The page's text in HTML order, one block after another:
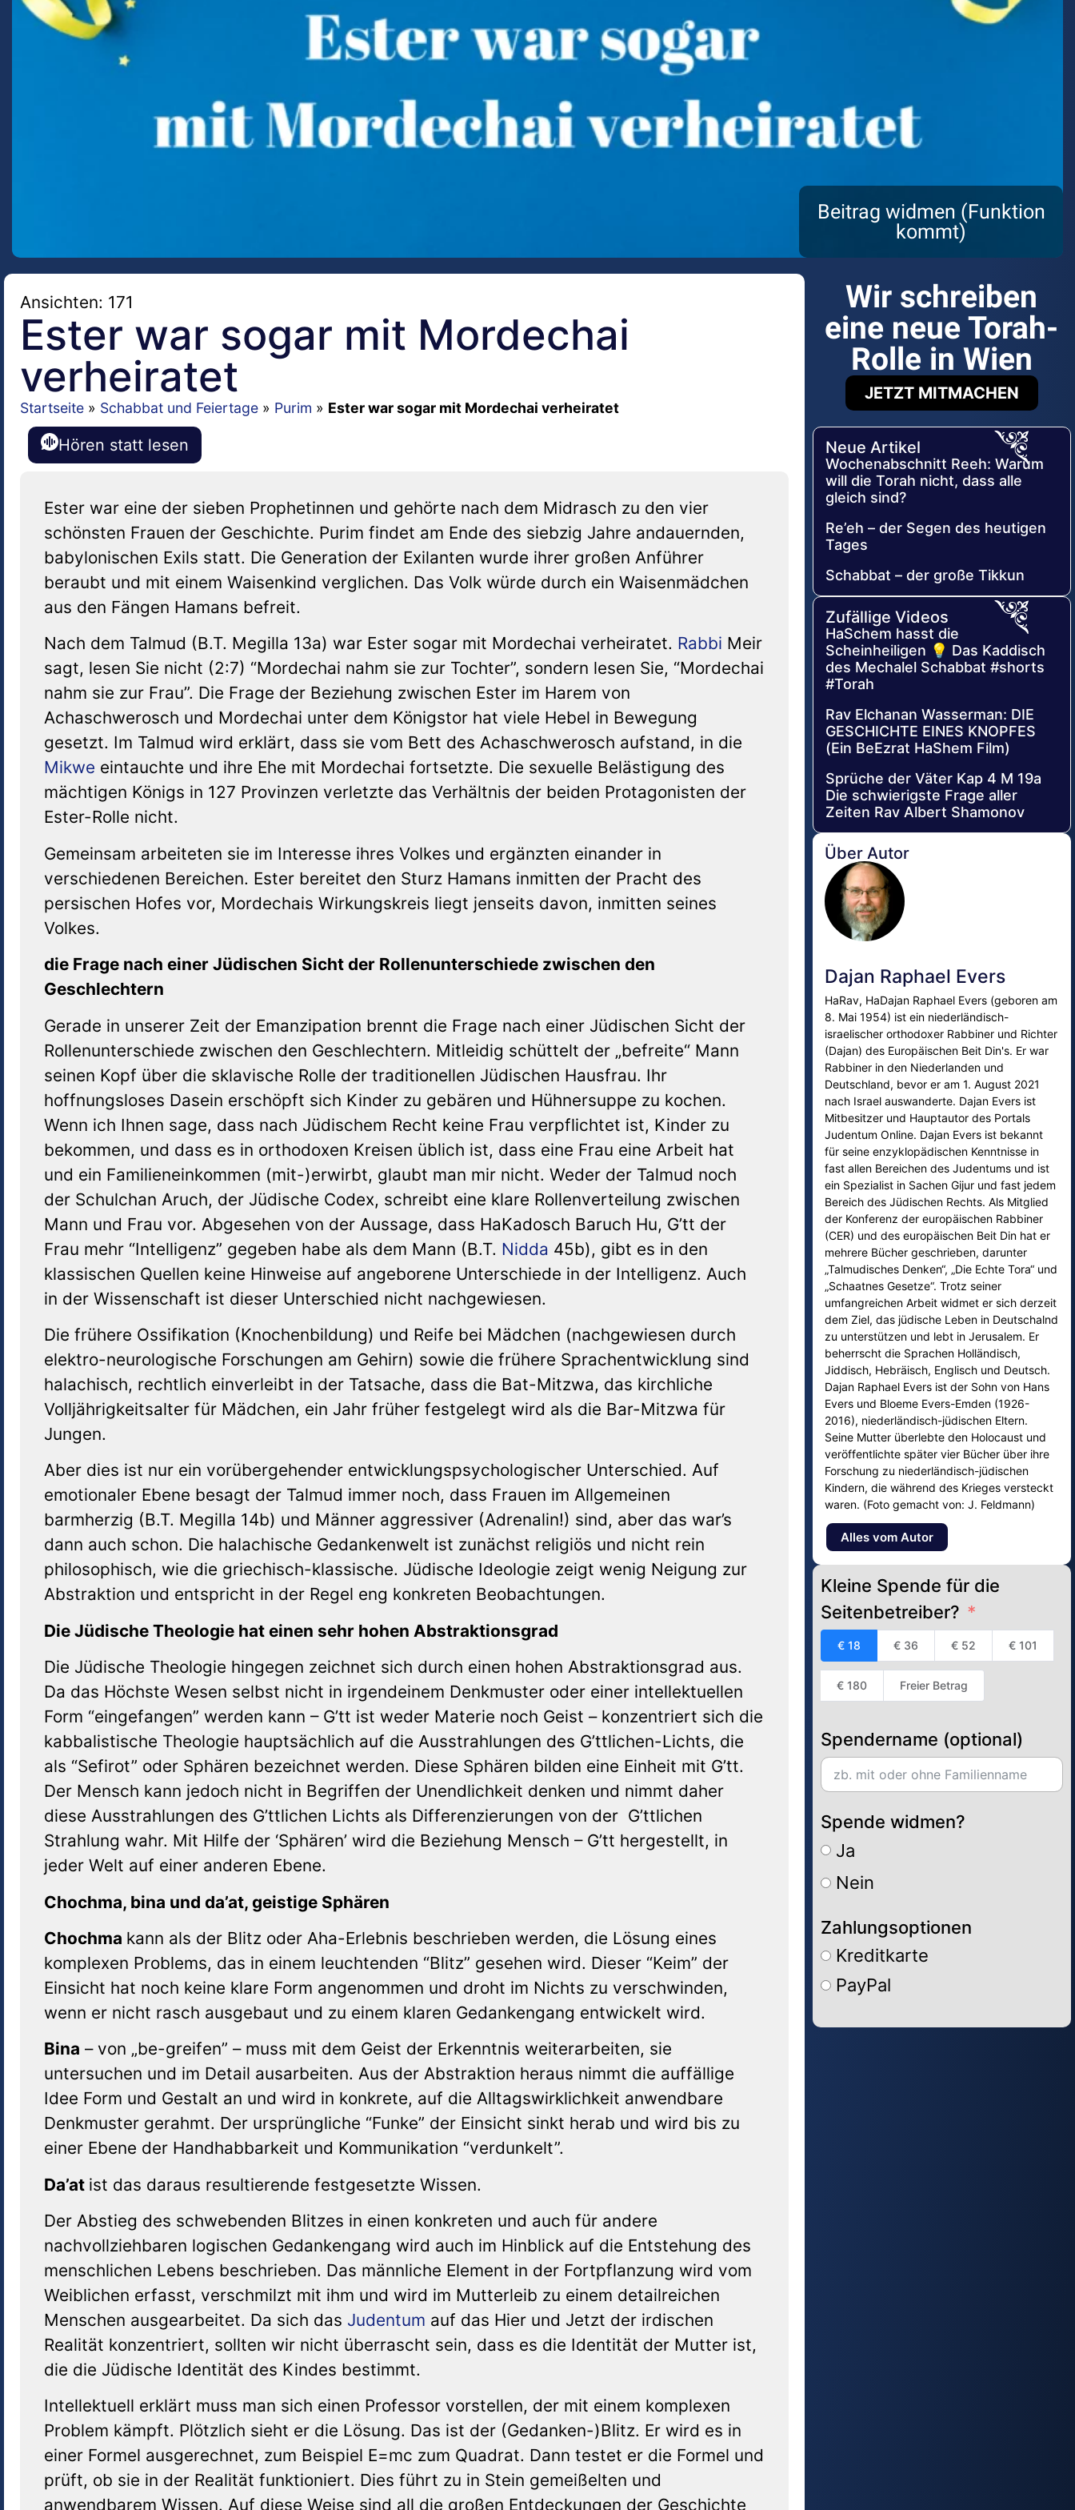
Beitrag widmen (Funktion
kommt)
Ansichten: 171
Ester war sogar mit Mordechai
verheiratet
Startseite » Schabbat und Feiertage » Purim » Ester war sogar mit Mordechai verheiratet
Hören statt lesen
Ester war eine der sieben Prophetinnen und gehörte nach dem Midrasch zu den vier
schönsten Frauen der Geschichte. Purim findet am Ende des siebzig Jahre andauernden,
babylonischen Exils statt. Die Generation der Exilanten wurde ihrer großen Anführer
beraubt und mit einem Waisenkind verglichen. Das Volk würde durch ein Waisenmädchen
aus den Fängen Hamans befreit.
Nach dem Talmud (B.T. Megilla 13a) war Ester sogar mit Mordechai verheiratet. Rabbi Meir
sagt, lesen Sie nicht (2:7) “Mordechai nahm sie zur Tochter”, sondern lesen Sie, “Mordechai
nahm sie zur Frau”. Die Frage der Beziehung zwischen Ester im Harem von
Achaschwerosch und Mordechai unter dem Königstor hat viele Hebel in Bewegung
gesetzt. Im Talmud wird erklärt, dass sie vom Bett des Achaschwerosch aufstand, in die
Mikwe eintauchte und ihre Ehe mit Mordechai fortsetzte. Die sexuelle Belästigung des
mächtigen Königs in 127 Provinzen verletzte das Verhältnis der beiden Protagonisten der
Ester-Rolle nicht.
Gemeinsam arbeiteten sie im Interesse ihres Volkes und ergänzten einander in
verschiedenen Bereichen. Ester bereitet den Sturz Hamans inmitten der Pracht des
persischen Hofes vor, Mordechais Wirkungskreis liegt jenseits davon, inmitten seines
Volkes.
die Frage nach einer Jüdischen Sicht der Rollenunterschiede zwischen den
Geschlechtern
Gerade in unserer Zeit der Emanzipation brennt die Frage nach einer Jüdischen Sicht der
Rollenunterschiede zwischen den Geschlechtern. Mitleidig schüttelt der „befreite“ Mann
seinen Kopf über die sklavische Rolle der traditionellen Jüdischen Hausfrau. Ihr
hoffnungsloses Dasein erschöpft sich Kinder zu gebären und Hühnersuppe zu kochen.
Wenn ich Ihnen sage, dass nach Jüdischem Recht keine Frau verpflichtet ist, Kinder zu
bekommen, und dass es in orthodoxen Kreisen üblich ist, dass eine Frau eine Arbeit hat
und ein Familieneinkommen (mit-)erwirbt, glaubt man mir nicht. Weder der Talmud noch
der Schulchan Aruch, der Jüdische Codex, schreibt eine klare Rollenverteilung zwischen
Mann und Frau vor. Abgesehen von der Aussage, dass HaKadosch Baruch Hu, G’tt der
Frau mehr “Intelligenz” gegeben habe als dem Mann (B.T. Nidda 45b), gibt es in den
klassischen Quellen keine Hinweise auf angeborene Unterschiede in der Intelligenz. Auch
in der Wissenschaft ist dieser Unterschied nicht nachgewiesen.
Die frühere Ossifikation (Knochenbildung) und Reife bei Mädchen (nachgewiesen durch
elektro-neurologische Forschungen am Gehirn) sowie die frühere Sprachentwicklung sind
halachisch, rechtlich einverleibt in der Tatsache, dass die Bat-Mitzwa, das kirchliche
Volljährigkeitsalter für Mädchen, ein Jahr früher festgelegt wird als die Bar-Mitzwa für
Jungen.
Aber dies ist nur ein vorübergehender entwicklungspsychologischer Unterschied. Auf
emotionaler Ebene besagt der Talmud immer noch, dass Frauen im Allgemeinen
barmherzig (B.T. Megilla 14b) und Männer aggressiver (Adrenalin!) sind, aber das war’s
dann auch schon. Die halachische Gedankenwelt ist zunächst religiös und nicht rein
philosophisch, wie die griechisch-klassische. Jüdische Ideologie zeigt wenig Neigung zur
Abstraktion und entspricht in der Regel eng konkreten Beobachtungen.
Die Jüdische Theologie hat einen sehr hohen Abstraktionsgrad
Die Jüdische Theologie hingegen zeichnet sich durch einen hohen Abstraktionsgrad aus.
Da das Höchste Wesen selbst nicht in irgendeinem Denkmuster oder einer intellektuellen
Form “eingefangen” werden kann – G’tt ist weder Materie noch Geist – konzentriert sich die
kabbalistische Theologie hauptsächlich auf die Ausstrahlungen des G’ttlichen-Lichts, die
als “Sefirot” oder Sphären bezeichnet werden. Diese Sphären bilden eine Einheit mit G’tt.
Der Mensch kann jedoch nicht in Begriffen der Unendlichkeit denken und nimmt daher
diese Ausstrahlungen des G’ttlichen Lichts als Differenzierungen von der G’ttlichen
Strahlung wahr. Mit Hilfe der ‘Sphären’ wird die Beziehung Mensch – G’tt hergestellt, in
jeder Welt auf einer anderen Ebene.
Chochma, bina und da’at, geistige Sphären
Chochma kann als der Blitz oder Aha-Erlebnis beschrieben werden, die Lösung eines
komplexen Problems, das in einem leuchtenden “Blitz” gesehen wird. Dieser “Keim” der
Einsicht hat noch keine klare Form angenommen und droht im Nichts zu verschwinden,
wenn er nicht rasch ausgebaut und zu einem klaren Gedankengang entwickelt wird.
Bina – von „be-greifen” – muss mit dem Geist der Erkenntnis weiterarbeiten, sie
untersuchen und im Detail ausarbeiten. Aus der Abstraktion heraus nimmt die auffällige
Idee Form und Gestalt an und wird in konkrete, auf die Alltagswirklichkeit anwendbare
Denkmuster gerahmt. Der ursprüngliche “Funke” der Einsicht sinkt herab und wird bis zu
einer Ebene der Handhabbarkeit und Kommunikation “verdunkelt”.
Da’at ist das daraus resultierende festgesetzte Wissen.
Der Abstieg des schwebenden Blitzes in einen konkreten und auch für andere
nachvollziehbaren logischen Gedankengang wird auch im Hinblick auf die Entstehung des
menschlichen Lebens beschrieben. Das männliche Element in der Fortpflanzung wird vom
Weiblichen erfasst, verschmilzt mit ihm und wird im Mutterleib zu einem detailreichen
Menschen ausgearbeitet. Da sich das Judentum auf das Hier und Jetzt der irdischen
Realität konzentriert, sollten wir nicht überrascht sein, dass es die Identität der Mutter ist,
die die Jüdische Identität des Kindes bestimmt.
Intellektuell erklärt muss man sich einen Professor vorstellen, der mit einem komplexen
Problem kämpft. Plötzlich sieht er die Lösung. Das ist der (Gedanken-)Blitz. Er wird es in
einer Formel ausgerechnet, zum Beispiel E=mc zum Quadrat. Dann testet er die Formel und
prüft, ob sie in der Realität funktioniert. Dies führt zu in Stein gemeißelten und
anwendbarem Wissen. Auf diese Weise sind all die großen Entdeckungen der Geschichte
Wir schreiben
eine neue Torah-
Rolle in Wien
JETZT MITMACHEN
Neue Artikel
Wochenabschnitt Reeh: Warum
will die Torah nicht, dass alle
gleich sind?
Re’eh – der Segen des heutigen
Tages
Schabbat – der große Tikkun
Zufällige Videos
HaSchem hasst die
Scheinheiligen 💡 Das Kaddisch
des Mechalel Schabbat #shorts
#Torah
Rav Elchanan Wasserman: DIE
GESCHICHTE EINES KNOPFES
(Ein BeEzrat HaShem Film)
Sprüche der Väter Kap 4 M 19a
Die schwierigste Frage aller
Zeiten Rav Albert Shamonov
Über Autor
Dajan Raphael Evers
HaRav, HaDajan Raphael Evers (geboren am
8. Mai 1954) ist ein niederländisch-
israelischer orthodoxer Rabbiner und Richter
(Dajan) des Europäischen Beit Din's. Er war
Rabbiner in den Niederlanden und
Deutschland, bevor er am 1. August 2021
nach Israel auswanderte. Dajan Evers ist
Mitbesitzer und Hauptautor des Portals
Judentum Online. Dajan Evers ist bekannt
für seine enzyklopädischen Kenntnisse in
fast allen Bereichen des Judentums und ist
ein Spezialist in Sachen Gijur und fast jedem
Bereich des Jüdischen Rechts. Als Mitglied
der Konferenz der europäischen Rabbiner
(CER) und des europäischen Beit Din hat er
mehrere Bücher geschrieben, darunter
„Talmudisches Denken“, „Die Echte Tora“ und
„Schaatnes Gesetze“. Trotz seiner
umfangreichen Arbeit widmet er sich derzeit
dem Ziel, das jüdische Leben in Deutschalnd
zu unterstützen und lebt in Jerusalem. Er
beherrscht die Sprachen Holländisch,
Jiddisch, Hebräisch, Englisch und Deutsch.
Dajan Raphael Evers ist der Sohn von Hans
Evers und Bloeme Evers-Emden (1926-
2016), niederländisch-jüdischen Eltern.
Seine Mutter überlebte den Holocaust und
veröffentlichte später vier Bücher über ihre
Forschung zu niederländisch-jüdischen
Kindern, die während des Krieges versteckt
waren. (Foto gemacht von: J. Feldmann)
Alles vom Autor
Kleine Spende für die
Seitenbetreiber?
€ 18 € 36 € 52 € 101
€ 180 Freier Betrag
Spendername (optional)
Spende widmen?
Ja
Nein
Zahlungsoptionen
Kreditkarte
PayPal
Alternative: